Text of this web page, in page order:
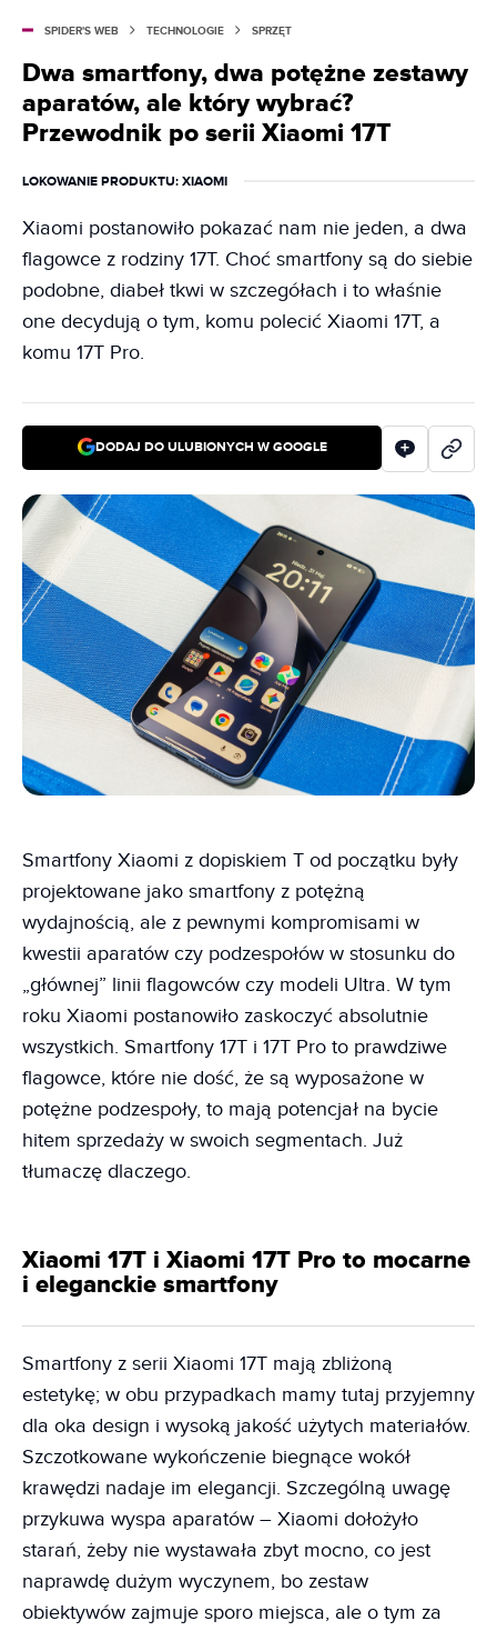
SPIDER'S WEB TECHNOLOGIE SPRZĘT
Dwa smartfony, dwa potężne zestawy
aparatów, ale który wybrać?
Przewodnik po serii Xiaomi 17T
LOKOWANIE PRODUKTU: XIAOMI
Xiaomi postanowiło pokazać nam nie jeden, a dwa
flagowce z rodziny 17T. Choć smartfony są do siebie
podobne, diabeł tkwi w szczegółach i to właśnie
one decydują o tym, komu polecić Xiaomi 17T, a
komu 17T Pro.
DODAJ DO ULUBIONYCH W GOOGLE
Smartfony Xiaomi z dopiskiem T od początku były
projektowane jako smartfony z potężną
wydajnością, ale z pewnymi kompromisami w
kwestii aparatów czy podzespołów w stosunku do
„głównej” linii flagowców czy modeli Ultra. W tym
roku Xiaomi postanowiło zaskoczyć absolutnie
wszystkich. Smartfony 17T i 17T Pro to prawdziwe
flagowce, które nie dość, że są wyposażone w
potężne podzespoły, to mają potencjał na bycie
hitem sprzedaży w swoich segmentach. Już
tłumaczę dlaczego.
Xiaomi 17T i Xiaomi 17T Pro to mocarne
i eleganckie smartfony
Smartfony z serii Xiaomi 17T mają zbliżoną
estetykę; w obu przypadkach mamy tutaj przyjemny
dla oka design i wysoką jakość użytych materiałów.
Szczotkowane wykończenie biegnące wokół
krawędzi nadaje im elegancji. Szczególną uwagę
przykuwa wyspa aparatów – Xiaomi dołożyło
starań, żeby nie wystawała zbyt mocno, co jest
naprawdę dużym wyczynem, bo zestaw
obiektywów zajmuje sporo miejsca, ale o tym za